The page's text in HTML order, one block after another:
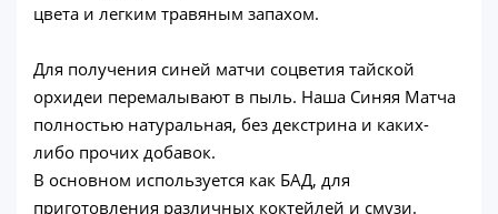
цвета и легким травяным запахом.
Для получения синей матчи соцветия тайской
орхидеи перемалывают в пыль. Наша Синяя Матча
полностью натуральная, без декстрина и каких-
либо прочих добавок.
В основном используется как БАД, для
приготовления различных коктейлей и смузи.